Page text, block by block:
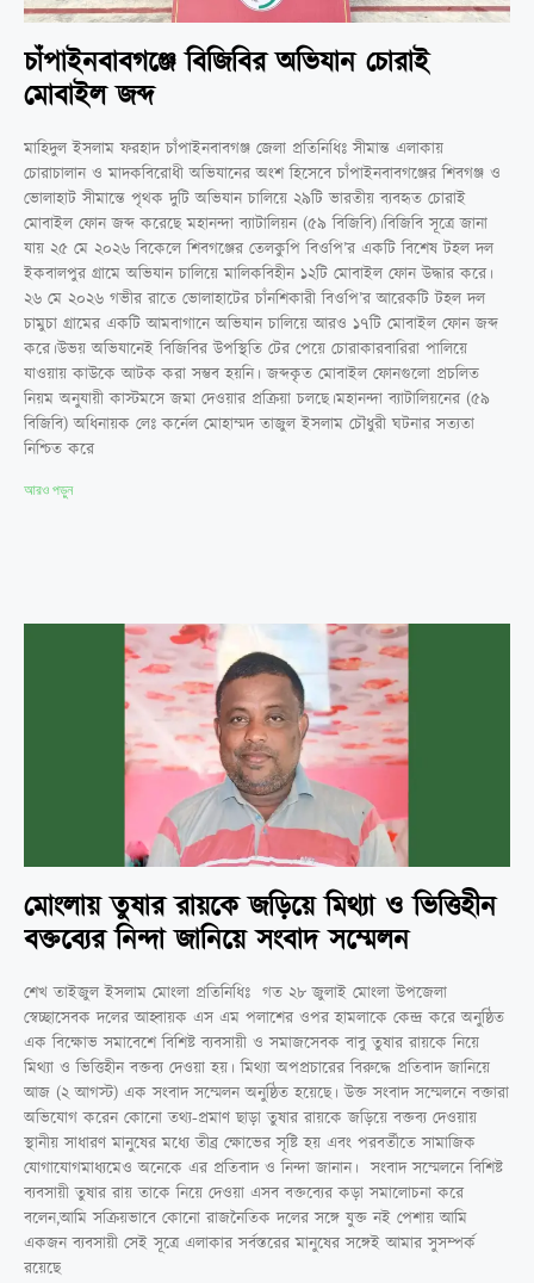
চাঁপাইনবাবগঞ্জে বিজিবির অভিযান চোরাই
মোবাইল জব্দ
মাহিদুল ইসলাম ফরহাদ ​চাঁপাইনবাবগঞ্জ জেলা প্রতিনিধিঃ সীমান্ত এলাকায়
চোরাচালান ও মাদকবিরোধী অভিযানের অংশ হিসেবে চাঁপাইনবাবগঞ্জের শিবগঞ্জ ও
ভোলাহাট সীমান্তে পৃথক দুটি অভিযান চালিয়ে ২৯টি ভারতীয় ব্যবহৃত চোরাই
মোবাইল ফোন জব্দ করেছে মহানন্দা ব্যাটালিয়ন (৫৯ বিজিবি)।​বিজিবি সূত্রে জানা
যায় ২৫ মে ২০২৬ বিকেলে শিবগঞ্জের তেলকুপি বিওপি’র একটি বিশেষ টহল দল
ইকবালপুর গ্রামে অভিযান চালিয়ে মালিকবিহীন ১২টি মোবাইল ফোন উদ্ধার করে।
২৬ মে ২০২৬ গভীর রাতে ভোলাহাটের চাঁনশিকারী বিওপি’র আরেকটি টহল দল
চামুচা গ্রামের একটি আমবাগানে অভিযান চালিয়ে আরও ১৭টি মোবাইল ফোন জব্দ
করে।​উভয় অভিযানেই বিজিবির উপস্থিতি টের পেয়ে চোরাকারবারিরা পালিয়ে
যাওয়ায় কাউকে আটক করা সম্ভব হয়নি। জব্দকৃত মোবাইল ফোনগুলো প্রচলিত
নিয়ম অনুযায়ী কাস্টমসে জমা দেওয়ার প্রক্রিয়া চলছে।​মহানন্দা ব্যাটালিয়নের (৫৯
বিজিবি) অধিনায়ক লেঃ কর্নেল মোহাম্মদ তাজুল ইসলাম চৌধুরী ঘটনার সত্যতা
নিশ্চিত করে
আরও পড়ুন
মোংলায় তুষার রায়কে জড়িয়ে মিথ্যা ও ভিত্তিহীন
বক্তব্যের নিন্দা জানিয়ে সংবাদ সম্মেলন
শেখ তাইজুল ইসলাম মোংলা প্রতিনিধিঃ ‎ ‎‎গত ২৮ জুলাই মোংলা উপজেলা
স্বেচ্ছাসেবক দলের আহ্বায়ক এস এম পলাশের ওপর হামলাকে কেন্দ্র করে অনুষ্ঠিত
এক বিক্ষোভ সমাবেশে বিশিষ্ট ব্যবসায়ী ও সমাজসেবক বাবু তুষার রায়কে নিয়ে
মিথ্যা ও ভিত্তিহীন বক্তব্য দেওয়া হয়। মিথ্যা অপপ্রচারের বিরুদ্ধে প্রতিবাদ জানিয়ে
আজ (২ আগস্ট) এক সংবাদ সম্মেলন অনুষ্ঠিত হয়েছে। উক্ত সংবাদ সম্মেলনে বক্তারা
অভিযোগ করেন কোনো তথ্য-প্রমাণ ছাড়া তুষার রায়কে জড়িয়ে বক্তব্য দেওয়ায়
স্থানীয় সাধারণ মানুষের মধ্যে তীব্র ক্ষোভের সৃষ্টি হয় এবং পরবর্তীতে সামাজিক
যোগাযোগমাধ্যমেও অনেকে এর প্রতিবাদ ও নিন্দা জানান। ‎ ‎‎সংবাদ সম্মেলনে বিশিষ্ট
ব্যবসায়ী তুষার রায় তাকে নিয়ে দেওয়া এসব বক্তব্যের কড়া সমালোচনা করে
বলেন,আমি সক্রিয়ভাবে কোনো রাজনৈতিক দলের সঙ্গে যুক্ত নই পেশায় আমি
একজন ব্যবসায়ী সেই সূত্রে এলাকার সর্বস্তরের মানুষের সঙ্গেই আমার সুসম্পর্ক
রয়েছে